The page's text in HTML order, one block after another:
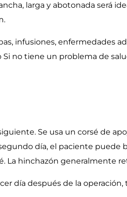
larga y abotonada será
infusiones, enfermedades
Si no tiene un problema de
Se usa un corsé de
día, el paciente puede
La hinchazón generalmente
día después de la